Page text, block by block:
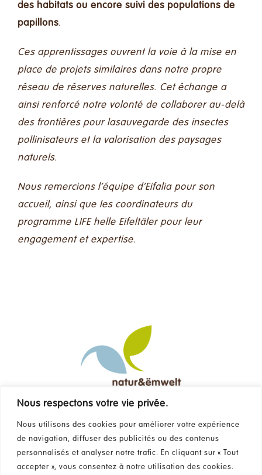
Nous respectons votre vie privée.
Nous utilisons des cookies pour améliorer votre expérience
de navigation, diffuser des publicités ou des contenus
personnalisés et analyser notre trafic. En cliquant sur « Tout
accepter », vous consentez à notre utilisation des cookies.
des habitats ou encore suivi des populations de
papillons.
Ces apprentissages ouvrent la voie à la mise en
place de projets similaires dans notre propre
réseau de réserves naturelles. Cet échange a
ainsi renforcé notre volonté de collaborer au-delà
des frontières pour lasauvegarde des insectes
pollinisateurs et la valorisation des paysages
naturels.
Nous remercions l’équipe d’Eifalia pour son
accueil, ainsi que les coordinateurs du
programme LIFE helle Eifeltäler pour leur
engagement et expertise.
Contact
FAQ